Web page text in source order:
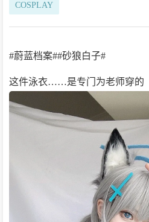
COSPLAY
#蔚蓝档案##砂狼白子#
这件泳衣……是专门为老师穿的 ​​​